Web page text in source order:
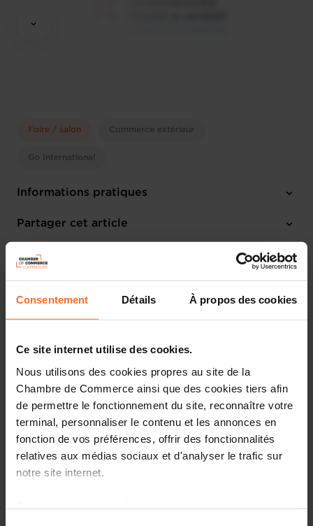
Consentement Détails À propos des cookies
Ce site internet utilise des cookies.
Nous utilisons des cookies propres au site de la
Chambre de Commerce ainsi que des cookies tiers afin
de permettre le fonctionnement du site, reconnaître votre
terminal, personnaliser le contenu et les annonces en
fonction de vos préférences, offrir des fonctionnalités
relatives aux médias sociaux et d'analyser le trafic sur
notre site internet.
Foire / salon Commerce extérieur
Go International
Informations pratiques
Lundi 27 Sep 2027 > Vendredi 1 Oct 2027
Anglais
Partager cet article
Congress (IAC) can be foundhere.